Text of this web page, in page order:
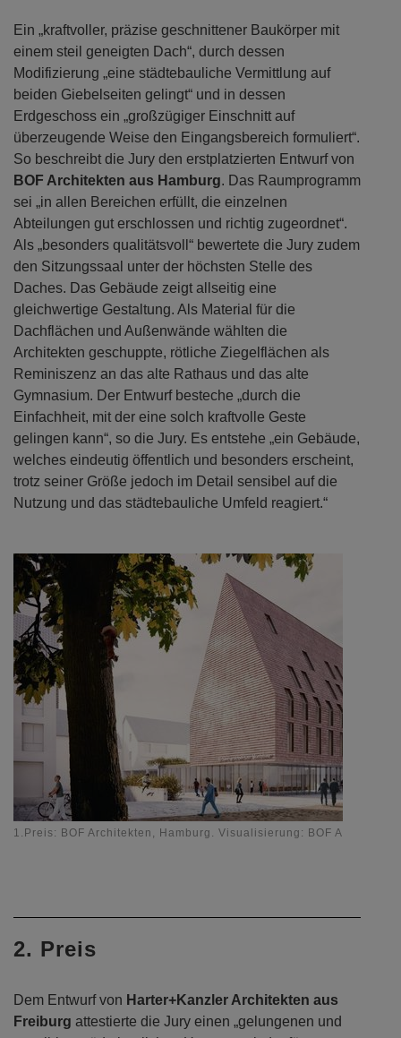
Ein „kraftvoller, präzise geschnittener Baukörper mit
einem steil geneigten Dach“, durch dessen
Modifizierung „eine städtebauliche Vermittlung auf
beiden Giebelseiten gelingt“ und in dessen
Erdgeschoss ein „großzügiger Einschnitt auf
überzeugende Weise den Eingangsbereich formuliert“.
So beschreibt die Jury den erstplatzierten Entwurf von
BOF Architekten aus Hamburg. Das Raumprogramm
sei „in allen Bereichen erfüllt, die einzelnen
Abteilungen gut erschlossen und richtig zugeordnet“.
Als „besonders qualitätsvoll“ bewertete die Jury zudem
den Sitzungssaal unter der höchsten Stelle des
Daches. Das Gebäude zeigt allseitig eine
gleichwertige Gestaltung. Als Material für die
Dachflächen und Außenwände wählten die
Architekten geschuppte, rötliche Ziegelflächen als
Reminiszenz an das alte Rathaus und das alte
Gymnasium. Der Entwurf besteche „durch die
Einfachheit, mit der eine solch kraftvolle Geste
gelingen kann“, so die Jury. Es entstehe „ein Gebäude,
welches eindeutig öffentlich und besonders erscheint,
trotz seiner Größe jedoch im Detail sensibel auf die
Nutzung und das städtebauliche Umfeld reagiert.“
1.Preis: BOF Architekten, Hamburg. Visualisierung: BOF Architekten
2. Preis
Dem Entwurf von Harter+Kanzler Architekten aus
Freiburg attestierte die Jury einen „gelungenen und